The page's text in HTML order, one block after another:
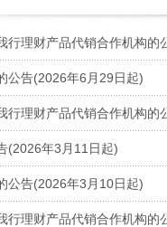
行理财产品代销合作机构的
公告(2026年6月29日起)
行理财产品代销合作机构的
(2026年3月11日起)
公告(2026年3月10日起)
行理财产品代销合作机构的